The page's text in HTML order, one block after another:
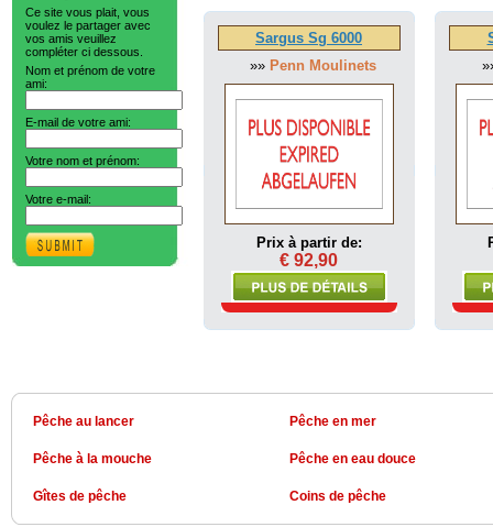
Ce site vous plait, vous
voulez le partager avec
vos amis veuillez
compléter ci dessous.
Nom et prénom de votre
ami:
E-mail de votre ami:
Votre nom et prénom:
Votre e-mail:
Sargus Sg 6000
»» Penn Moulinets
Prix à partir de:
€ 92,90
Pêche au lancer Pêche en mer
Pêche à la mouche Pêche en eau douce
Gîtes de pêche Coins de pêche